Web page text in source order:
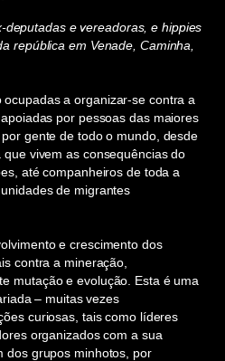
deputadas e vereadoras, e hippies
república em Venade, Caminha,
a organizar-se contra a
por pessoas das maiores
gente de todo o mundo, desde
vivem as consequências do
até companheiros de toda a
de migrantes
e crescimento dos
contra a mineração,
mutação e evolução. Esta é uma
– muitas vezes
curiosas, tais como líderes
organizados com a sua
dos grupos minhotos, por